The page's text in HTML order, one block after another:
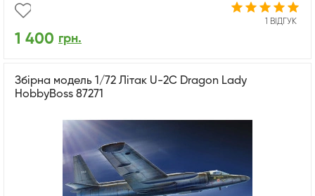
1 ВІДГУК
1 400 грн.
Збірна модель 1/72 Літак U-2C Dragon Lady
HobbyBoss 87271